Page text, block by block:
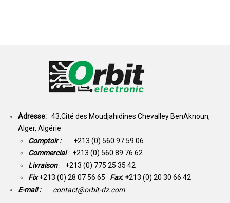
Adresse: 43,Cité des Moudjahidines Chevalley BenAknoun,
Alger, Algérie
Comptoir : +213 (0) 560 97 59 06
Commercial : +213 (0) 560 89 76 62
Livraison: +213 (0) 775 25 35 42
Fix +213 (0) 28 07 56 65 Fax: +213 (0) 20 30 66 42
E-mail :
contact@orbit-dz.com